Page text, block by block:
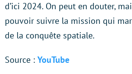
d’ici 2024. On peut en douter,
pouvoir suivre la mission qui
de la conquête spatiale.
Source : YouTube